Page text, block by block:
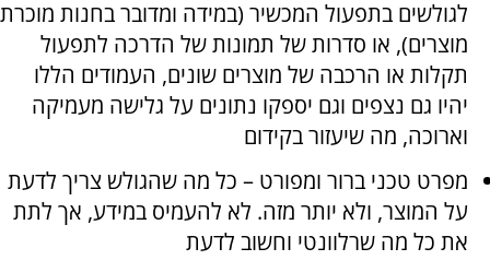
לגולשים בתפעול המכשיר (במידה ומדובר בחנות מוכרת
מוצרים), או סדרות של תמונות של הדרכה לתפעול
תקלות או הרכבה של מוצרים שונים, העמודים הללו
יהיו גם נצפים וגם יספקו נתונים על גלישה מעמיקה
וארוכה, מה שיעזור בקידום
מפרט טכני ברור ומפורט – כל מה שהגולש צריך לדעת
על המוצר, ולא יותר מזה. לא להעמיס במידע, אך לתת
את כל מה שרלוונטי וחשוב לדעת